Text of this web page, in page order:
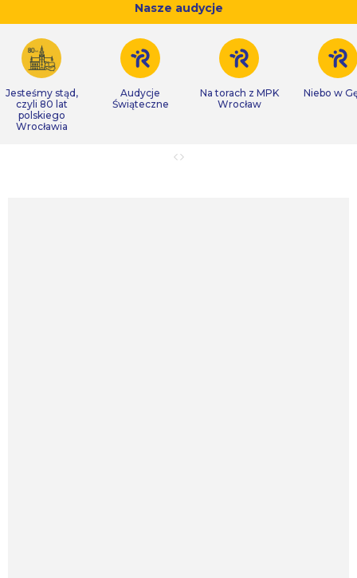
Nasze audycje
Jesteśmy stąd,
czyli 80 lat
polskiego
Wrocławia
Audycje
Świąteczne
Na torach z MPK
Wrocław
Niebo w